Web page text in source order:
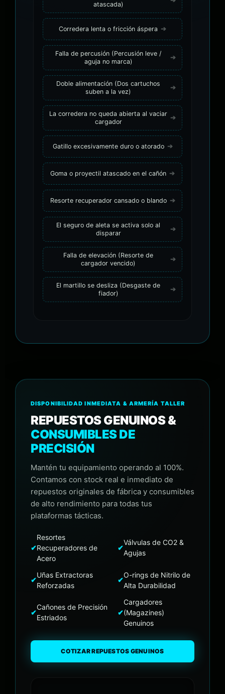
atascada)
Corredera lenta o fricción áspera
Falla de percusión (Percusión leve /
aguja no marca)
Doble alimentación (Dos cartuchos
suben a la vez)
La corredera no queda abierta al vaciar
cargador
Gatillo excesivamente duro o atorado
Goma o proyectil atascado en el cañón
Resorte recuperador cansado o blando
El seguro de aleta se activa solo al
disparar
Falla de elevación (Resorte de
cargador vencido)
El martillo se desliza (Desgaste de
fiador)
DISPONIBILIDAD INMEDIATA & ARMERÍA TALLER
REPUESTOS GENUINOS &
CONSUMIBLES DE
PRECISIÓN
Mantén tu equipamiento operando al 100%.
Contamos con stock real e inmediato de
repuestos originales de fábrica y consumibles
de alto rendimiento para todas tus
plataformas tácticas.
✔
Resortes
Recuperadores de
Acero
✔
Válvulas de CO2 &
Agujas
✔
Uñas Extractoras
Reforzadas
✔
O-rings de Nitrilo de
Alta Durabilidad
✔
Cañones de Precisión
Estriados
✔
Cargadores
(Magazines)
Genuinos
COTIZAR REPUESTOS GENUINOS